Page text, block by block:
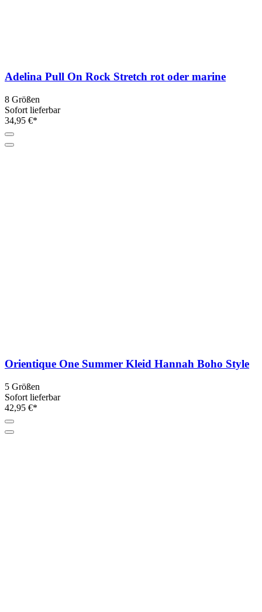
Adelina Pull On Rock Stretch rot oder marine
8 Größen
Sofort lieferbar
34,95 €*
Orientique One Summer Kleid Hannah Boho Style
5 Größen
Sofort lieferbar
42,95 €*